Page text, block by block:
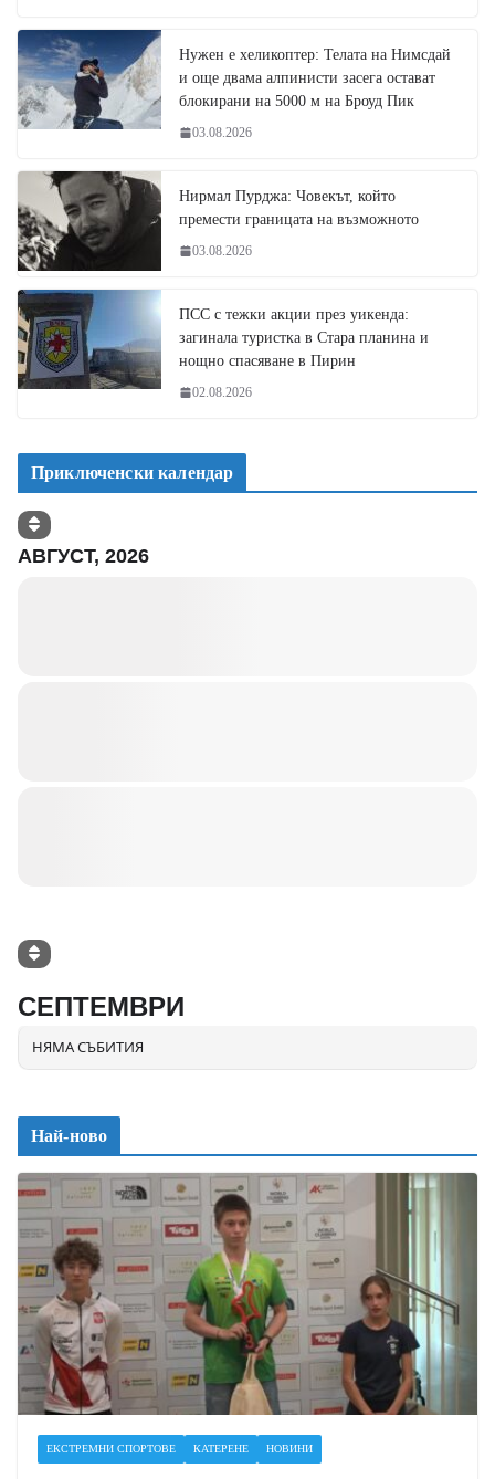
Нужен е хеликоптер: Телата на Нимсдай
и още двама алпинисти засега остават
блокирани на 5000 м на Броуд Пик
03.08.2026
Нирмал Пурджа: Човекът, който
премести границата на възможното
03.08.2026
ПСС с тежки акции през уикенда:
загинала туристка в Стара планина и
нощно спасяване в Пирин
02.08.2026
Приключенски календар
АВГУСТ, 2026
СЕПТЕМВРИ
НЯМА СЪБИТИЯ
Най-ново
ЕКСТРЕМНИ СПОРТОВЕ КАТЕРЕНЕ НОВИНИ